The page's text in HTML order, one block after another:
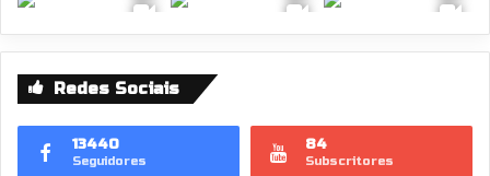
Redes Sociais
13440
Seguidores
84
Subscritores